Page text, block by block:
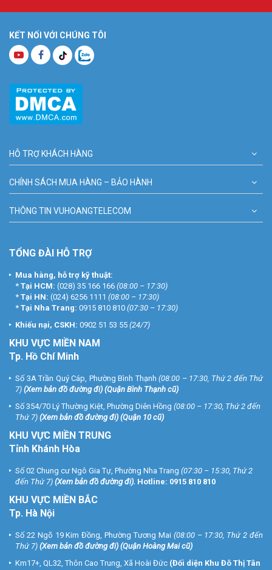
KẾT NỐI VỚI CHÚNG TÔI
HỖ TRỢ KHÁCH HÀNG
CHÍNH SÁCH MUA HÀNG – BẢO HÀNH
THÔNG TIN VUHOANGTELECOM
TỔNG ĐÀI HỖ TRỢ
Mua hàng, hỗ trợ kỹ thuật:
* Tại HCM: (028) 35 166 166 (08:00 – 17:30)
* Tại HN: (024) 6256 1111 (08:00 – 17:30)
* Tại Nha Trang: 0915 810 810 (07:30 – 17:30)
Khiếu nại, CSKH: 0902 51 53 55 (24/7)
KHU VỰC MIỀN NAM
Tp. Hồ Chí Minh
Số 3A Trần Quý Cáp, Phường Bình Thạnh (08:00 – 17:30, Thứ 2 đến Thứ
7) (Xem bản đồ đường đi) (Quận Bình Thạnh cũ)
Số 354/70 Lý Thường Kiệt, Phường Diên Hồng (08:00 – 17:30, Thứ 2 đến
Thứ 7) (Xem bản đồ đường đi) (Quận 10 cũ)
KHU VỰC MIỀN TRUNG
Tỉnh Khánh Hòa
Số 02 Chung cư Ngô Gia Tự, Phường Nha Trang (07:30 – 15:30, Thứ 2
đến Thứ 7) (Xem bản đồ đường đi). Hotline: 0915 810 810
KHU VỰC MIỀN BẮC
Tp. Hà Nội
Số 22 Ngõ 19 Kim Đồng, Phường Tương Mai (08:00 – 17:30, Thứ 2 đến
Thứ 7) (Xem bản đồ đường đi) (Quận Hoàng Mai cũ)
Km17+, QL32, Thôn Cao Trung, Xã Hoài Đức (Đối diện Khu Đô Thị Tân